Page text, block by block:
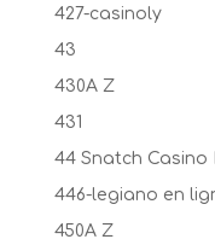
427-casinoly
43
430A Z
431
44 Snatch Casino
446-legiano en
450A Z